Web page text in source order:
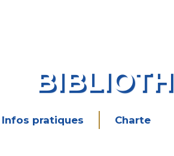
Infos pratiques Charte